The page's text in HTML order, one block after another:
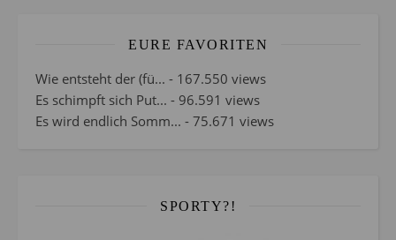
EURE FAVORITEN
Wie entsteht der (fü... - 167.550 views
Es schimpft sich Put... - 96.591 views
Es wird endlich Somm... - 75.671 views
SPORTY?!